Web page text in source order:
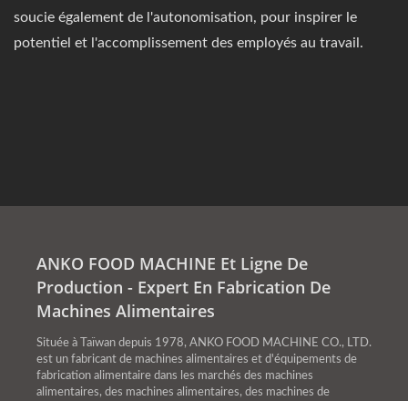
soucie également de l'autonomisation, pour inspirer le
potentiel et l'accomplissement des employés au travail.
ANKO FOOD MACHINE Et Ligne De
Production - Expert En Fabrication De
Machines Alimentaires
Située à Taïwan depuis 1978, ANKO FOOD MACHINE CO., LTD.
est un fabricant de machines alimentaires et d'équipements de
fabrication alimentaire dans les marchés des machines
alimentaires, des machines alimentaires, des machines de